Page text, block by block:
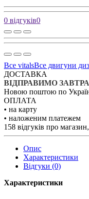
0 відгуків0
Все vitalsВсе двигуни
ДОСТАВКА
ВІДПРАВИМО ЗАВТРА
Новою поштою по
ОПЛАТА
• на карту
• наложеним платежем
158 відгуків про
Опис
Характеристики
Відгуки (0)
Характеристики